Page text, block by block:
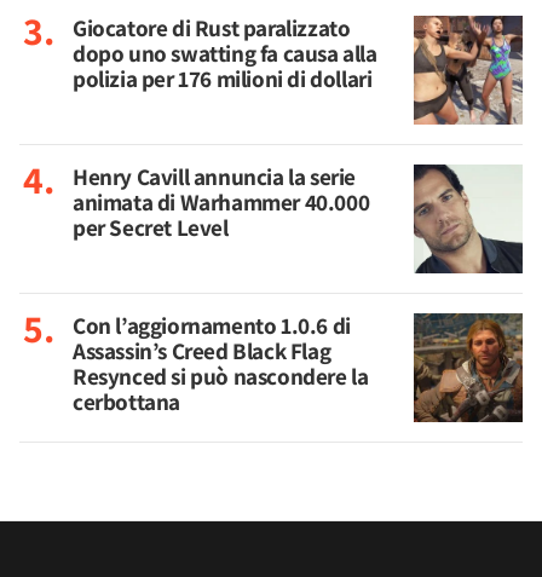
Giocatore di Rust paralizzato
dopo uno swatting fa causa alla
polizia per 176 milioni di dollari
Henry Cavill annuncia la serie
animata di Warhammer 40.000
per Secret Level
Con l’aggiornamento 1.0.6 di
Assassin’s Creed Black Flag
Resynced si può nascondere la
cerbottana